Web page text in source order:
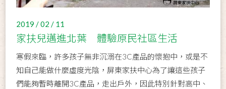
2019 / 02 / 11
家扶兒邁進北葉 體驗原民社區生活
寒假來臨，許多孩子無非沉溺在3C產品的懷抱中，或是不
知自己能做什麼虛度光陰，屏東家扶中心為了讓這些孩子
們能夠暫時離開3C產品，走出戶外，因此特別針對高中、